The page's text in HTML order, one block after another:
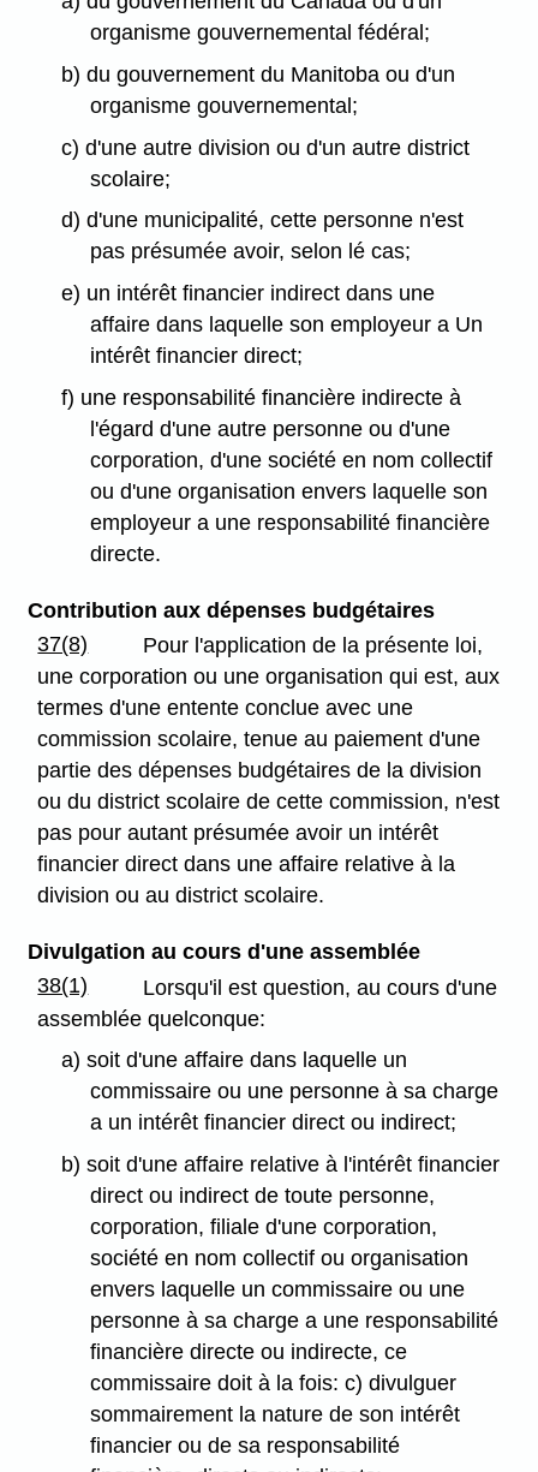
organisme gouvernemental fédéral;
b) du gouvernement du Manitoba ou d'un
organisme gouvernemental;
c) d'une autre division ou d'un autre district
scolaire;
d) d'une municipalité, cette personne n'est
pas présumée avoir, selon lé cas;
e) un intérêt financier indirect dans une
affaire dans laquelle son employeur a Un
intérêt financier direct;
f) une responsabilité financière indirecte à
l'égard d'une autre personne ou d'une
corporation, d'une société en nom collectif
ou d'une organisation envers laquelle son
employeur a une responsabilité financière
directe.
Contribution aux dépenses budgétaires
37(8)
Pour l'application de la présente loi,
une corporation ou une organisation qui est, aux
termes d'une entente conclue avec une
commission scolaire, tenue au paiement d'une
partie des dépenses budgétaires de la division
ou du district scolaire de cette commission, n'est
pas pour autant présumée avoir un intérêt
financier direct dans une affaire relative à la
division ou au district scolaire.
Divulgation au cours d'une assemblée
38(1)
Lorsqu'il est question, au cours d'une
assemblée quelconque:
a) soit d'une affaire dans laquelle un
commissaire ou une personne à sa charge
a un intérêt financier direct ou indirect;
b) soit d'une affaire relative à l'intérêt financier
direct ou indirect de toute personne,
corporation, filiale d'une corporation,
société en nom collectif ou organisation
envers laquelle un commissaire ou une
personne à sa charge a une responsabilité
financière directe ou indirecte, ce
commissaire doit à la fois: c) divulguer
sommairement la nature de son intérêt
financier ou de sa responsabilité